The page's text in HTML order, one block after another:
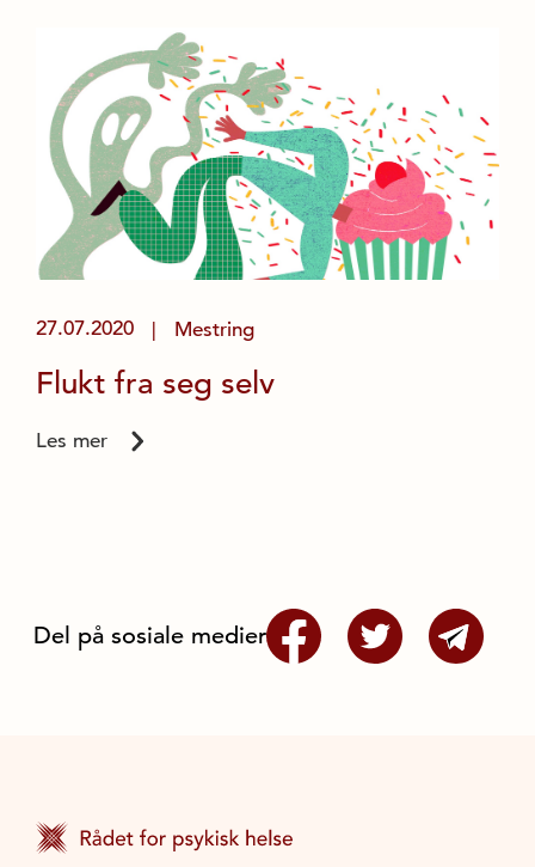
27.07.2020 Mestring
Flukt fra seg selv
Les mer
Del på sosiale medier